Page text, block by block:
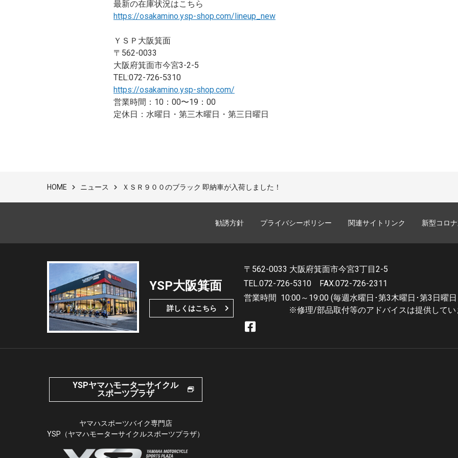
最新の在庫状況はこちら
https://osakamino.ysp-shop.com/lineup_new
ＹＳＰ大阪箕面
〒562-0033
大阪府箕面市今宮3-2-5
TEL:072-726-5310
https://osakamino.ysp-shop.com/
営業時間：10：00〜19：00
定休日：水曜日・第三木曜日・第三日曜日
HOME ニュース ＸＳＲ９００のブラック 即納車が入荷しました！
勧誘方針 プライバシーポリシー 関連サイトリンク 新型コロ
YSP大阪箕面
詳しくはこちら
〒562-0033 大阪府箕面市今宮3丁目2-5
TEL.072-726-5310
FAX.072-726-2311
営業時間 10:00～19:00 (毎週水曜日･第3木曜日･第3日曜
※修理/部品取付等のアドバイスは提供してい
YSPヤマハモーターサイクル
スポーツプラザ
ヤマハスポーツバイク専門店
YSP（ヤマハモーターサイクルスポーツプラザ）